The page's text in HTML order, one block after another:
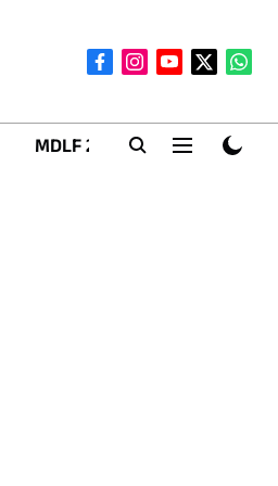
MDLF 2026